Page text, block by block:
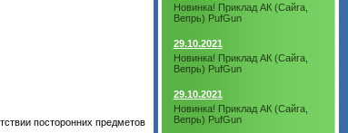
посторонних предметов
Новинка! Приклад АК (Сайга,
Вепрь) PufGun
29.10.2021
Новинка! Приклад АК (Сайга,
Вепрь) PufGun
29.10.2021
Новинка! Приклад АК (Сайга,
Вепрь) PufGun